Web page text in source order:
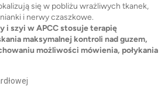
się w pobliżu wrażliwych tkanek,
i nerwy czaszkowe.
i szyi w APCC stosuje terapię
maksymalnej kontroli nad guzem,
możliwości mówienia, połykania